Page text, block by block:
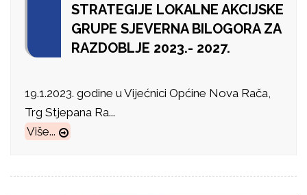
STRATEGIJE LOKALNE AKCIJSKE
GRUPE SJEVERNA BILOGORA ZA
RAZDOBLJE 2023.- 2027.
19.1.2023. godine u Vijećnici Općine Nova Rača,
Trg Stjepana Ra...
Više...